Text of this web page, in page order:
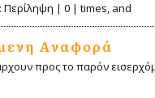
Περίληψη | 0 | times, and
Αναφορά
προς το παρόν